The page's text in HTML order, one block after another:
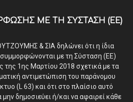
ΜΕ ΤΗ ΣΎΣΤΑΣΗ (ΕΕ)
& ΣΙΑ δηλώνει ότι η ίδια
με τη Σύσταση (ΕΕ)
της 1ης Μαρτίου 2018 σχετικά με τα
αντιμετώπιση του παράνομου
(L 63) και ότι στο πλαίσιο αυτό
μην δημοσιεύει ή/και να αφαιρεί κάθε